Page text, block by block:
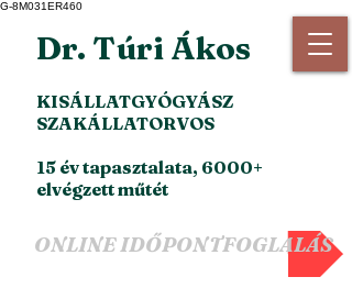
G-8M031ER460
ONLINE IDŐPONTFOGLALÁS
Dr. Túri Ákos
KISÁLLATGYÓGYÁSZ
SZAKÁLLATORVOS
15 év tapasztalata, 6000+
elvégzett műtét